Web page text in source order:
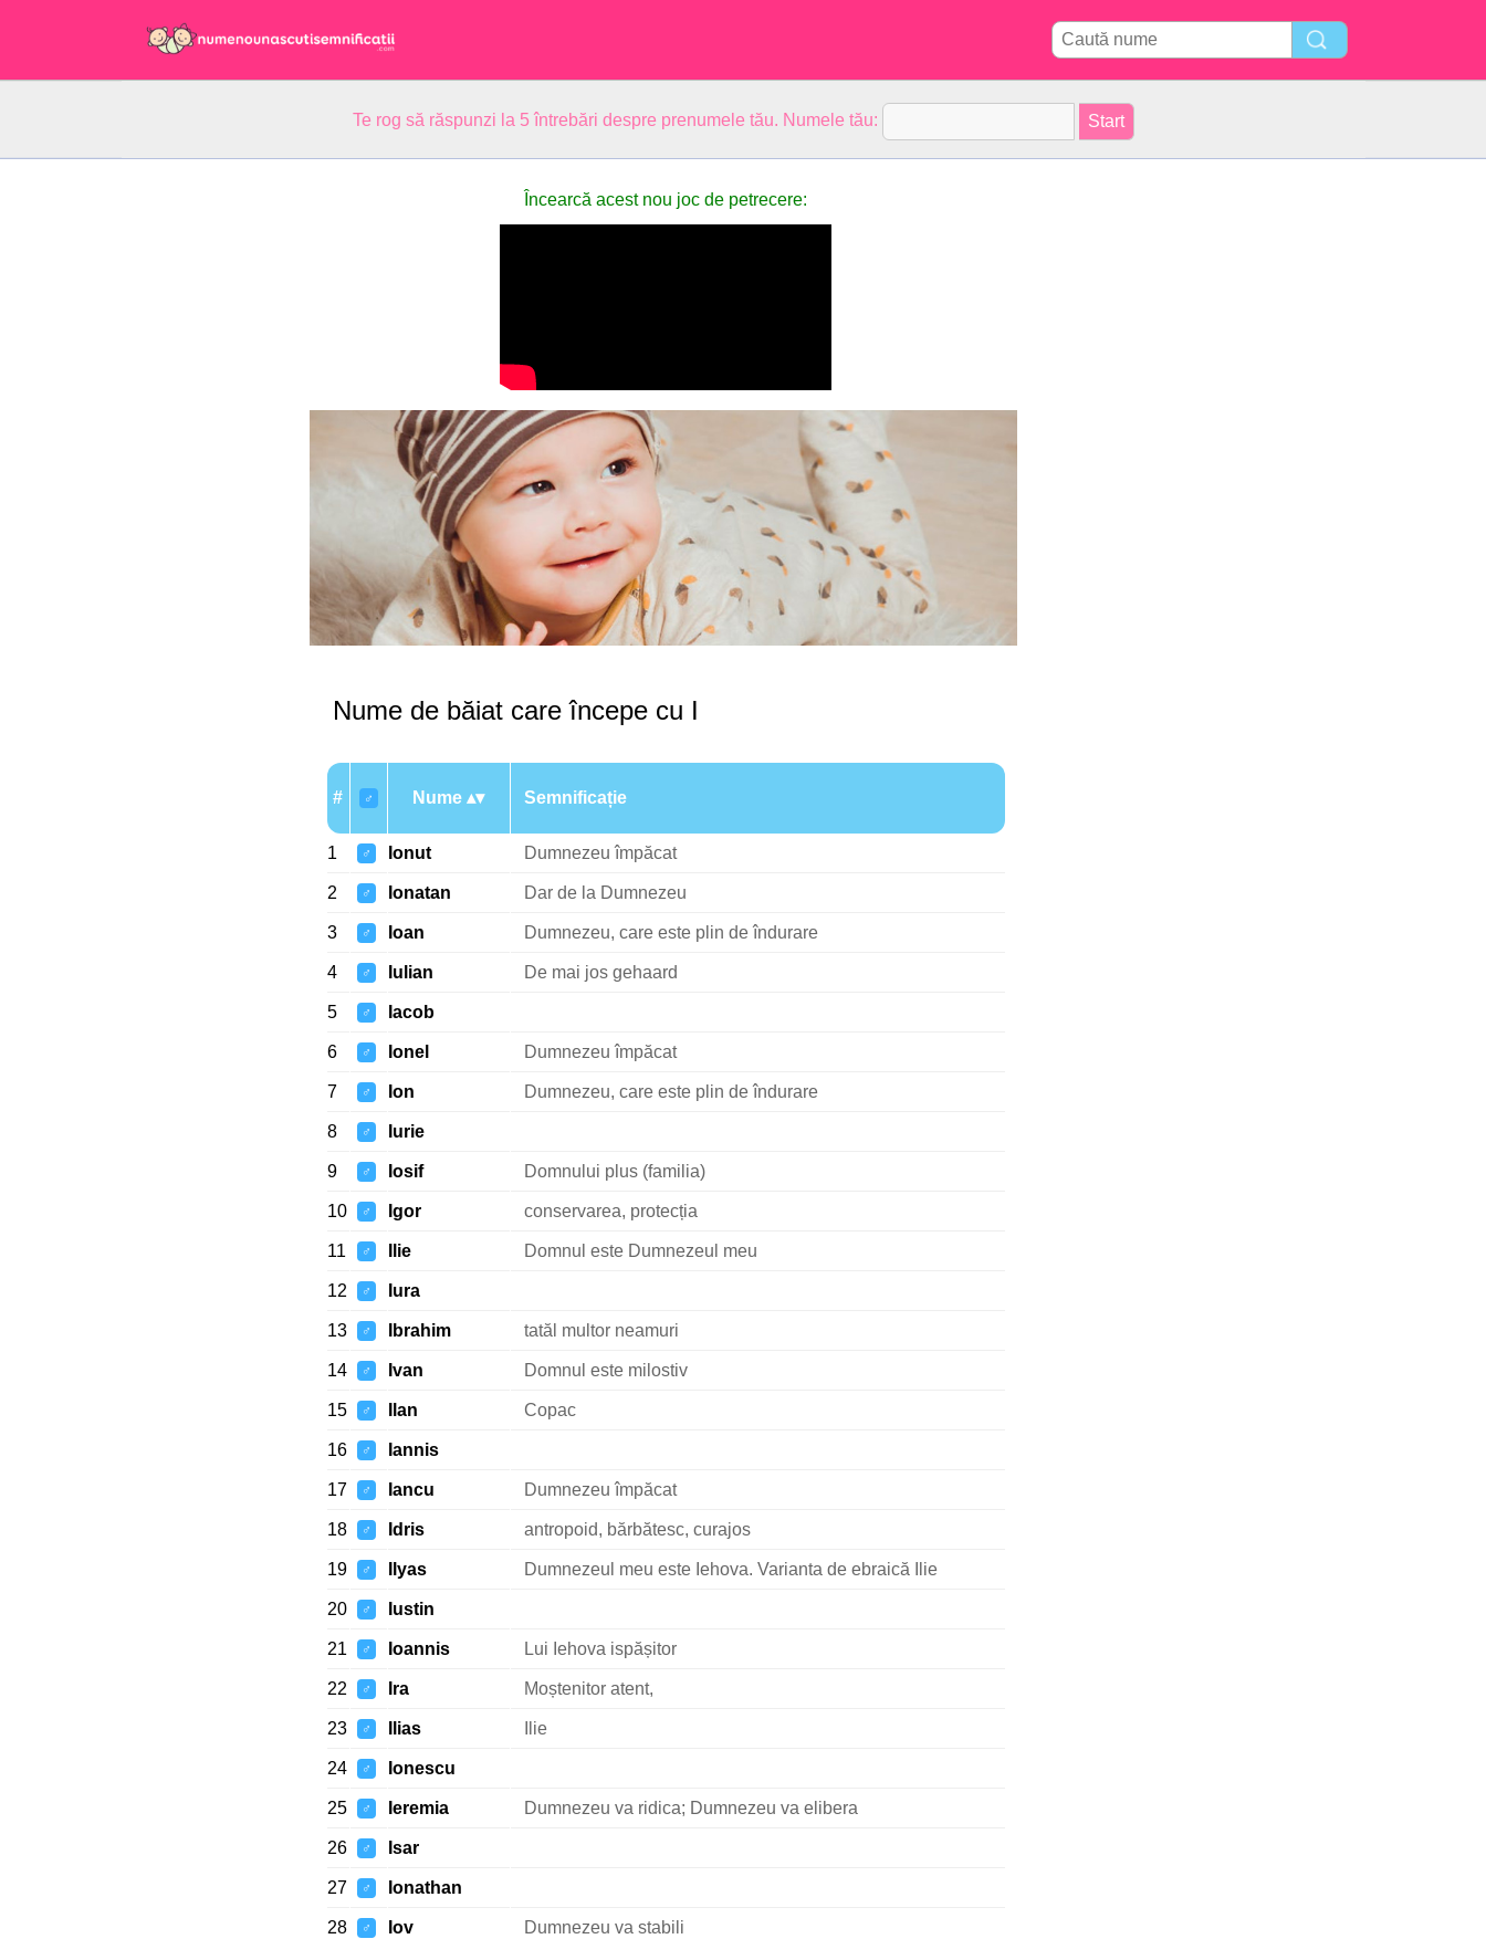
Te rog să răspunzi la 5 întrebări despre prenumele tău. Numele tău:
Încearcă acest nou joc de petrecere:
Nume de băiat care începe cu I
# ♂ Nume Semnificație
1 ♂ Ionut Dumnezeu împăcat
2 ♂ Ionatan Dar de la Dumnezeu
3 ♂ Ioan Dumnezeu, care este plin de îndurare
4 ♂ Iulian De mai jos gehaard
5 ♂ Iacob
6 ♂ Ionel Dumnezeu împăcat
7 ♂ Ion Dumnezeu, care este plin de îndurare
8 ♂ Iurie
9 ♂ Iosif Domnului plus (familia)
10 ♂ Igor conservarea, protecția
11 ♂ Ilie Domnul este Dumnezeul meu
12 ♂ Iura
13 ♂ Ibrahim tatăl multor neamuri
14 ♂ Ivan Domnul este milostiv
15 ♂ Ilan Copac
16 ♂ Iannis
17 ♂ Iancu Dumnezeu împăcat
18 ♂ Idris antropoid, bărbătesc, curajos
19 ♂ Ilyas Dumnezeul meu este Iehova. Varianta de ebraică Ilie
20 ♂ Iustin
21 ♂ Ioannis Lui Iehova ispășitor
22 ♂ Ira Moștenitor atent,
23 ♂ Ilias Ilie
24 ♂ Ionescu
25 ♂ Ieremia Dumnezeu va ridica; Dumnezeu va elibera
26 ♂ Isar
27 ♂ Ionathan
28 ♂ Iov Dumnezeu va stabili